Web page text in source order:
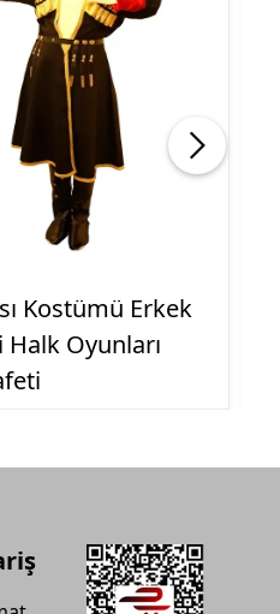
Kostümü Erkek
Halk Oyunları